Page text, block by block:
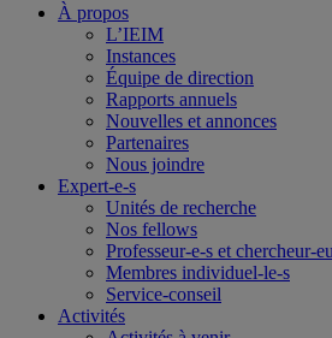
À propos
L’IEIM
Instances
Équipe de direction
Rapports annuels
Nouvelles et annonces
Partenaires
Nous joindre
Expert-e-s
Unités de recherche
Nos fellows
Professeur-e-s et chercheur-
Membres individuel-le-s
Service-conseil
Activités